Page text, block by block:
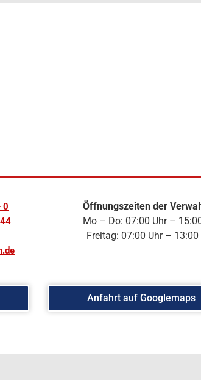
0
Öffnungszeiten der
Mo – Do: 07:00 Uhr –
Freitag: 07:00 Uhr – 13:00
Anfahrt auf Googlemaps